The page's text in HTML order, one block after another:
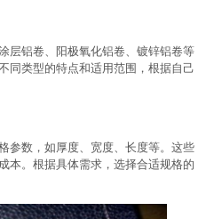
层铝卷、阳极氧化铝卷、镀锌铝卷等
同类型的特点和适用范围，根据自己
参数，如厚度、宽度、长度等。这些
本。根据具体需求，选择合适规格的